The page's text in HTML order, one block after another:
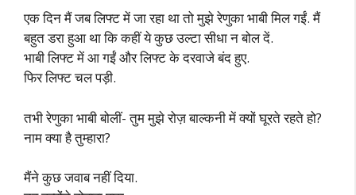
एक दिन मैं जब लिफ्ट में जा रहा था तो मुझे रेणुका भाबी मिल गईं. मैं
बहुत डरा हुआ था कि कहीं ये कुछ उल्टा सीधा न बोल दें.
भाबी लिफ्ट में आ गईं और लिफ्ट के दरवाजे बंद हुए.
फिर लिफ्ट चल पड़ी.
तभी रेणुका भाबी बोलीं- तुम मुझे रोज़ बाल्कनी में क्यों घूरते रहते हो?
नाम क्या है तुम्हारा?
मैंने कुछ जवाब नहीं दिया.